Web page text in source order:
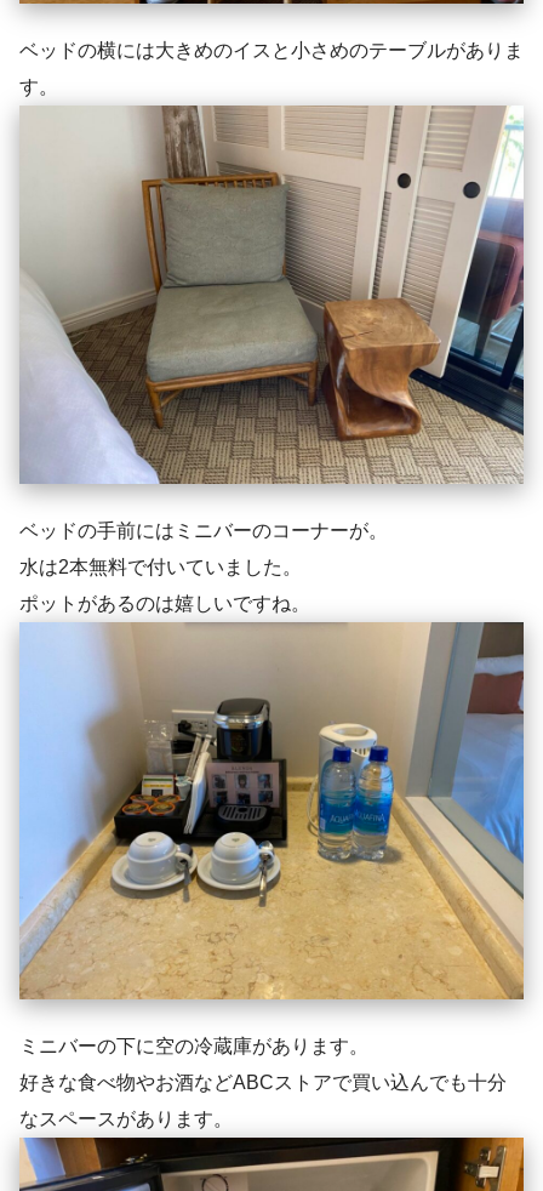
ベッドの横には大きめのイスと小さめのテーブルがありま
す。
ベッドの手前にはミニバーのコーナーが。
水は2本無料で付いていました。
ポットがあるのは嬉しいですね。
ミニバーの下に空の冷蔵庫があります。
好きな食べ物やお酒などABCストアで買い込んでも十分
なスペースがあります。